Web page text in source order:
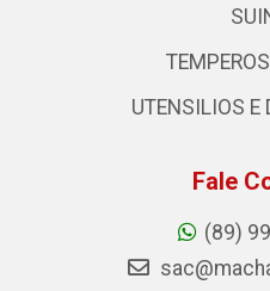
UTENSILIOS E
Fale
(89)